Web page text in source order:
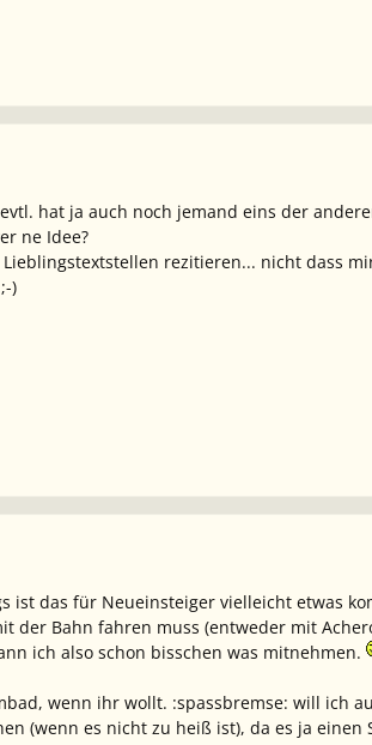
hat ja auch noch jemand eins der
ne Idee?
rezitieren... nicht dass
)
ist das für Neueinsteiger vielleicht etwas
der Bahn fahren muss (entweder mit
ich also schon bisschen was mitnehmen.
wenn ihr wollt. :spassbremse: will ich
(wenn es nicht zu heiß ist), da es ja einen